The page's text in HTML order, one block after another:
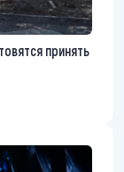
принять